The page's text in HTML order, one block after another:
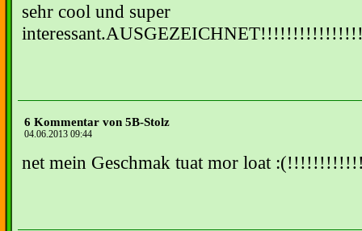
sehr cool und super
6 Kommentar von 5B-Stolz
04.06.2013 09:44
net mein Geschmak tuat mor loat